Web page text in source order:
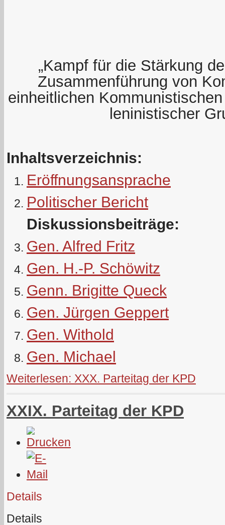
„Kampf für die Stärkung
Zusammenführung von
einheitlichen
leninistischer
Inhaltsverzeichnis:
Eröffnungsansprache
Politischer Bericht
Diskussionsbeiträge:
Gen. Alfred Fritz
Gen. H.-P. Schöwitz
Genn. Brigitte Queck
Gen. Jürgen Geppert
Gen. Withold
Gen. Michael
Weiterlesen: XXX. Parteitag der KPD
XXIX. Parteitag der KPD
Details
Details